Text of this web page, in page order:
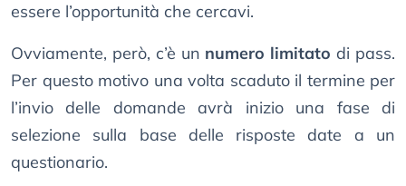
essere l’opportunità che cercavi.
Ovviamente, però, c’è un numero limitato di pass.
Per questo motivo una volta scaduto il termine per
l’invio delle domande avrà inizio una fase di
selezione sulla base delle risposte date a un
questionario.